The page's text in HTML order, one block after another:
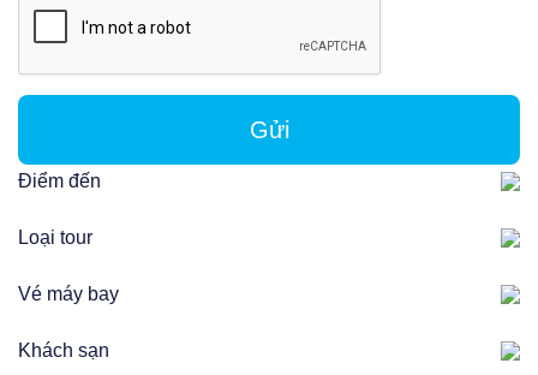
Gửi
Điểm đến
Loại tour
Vé máy bay
Khách sạn